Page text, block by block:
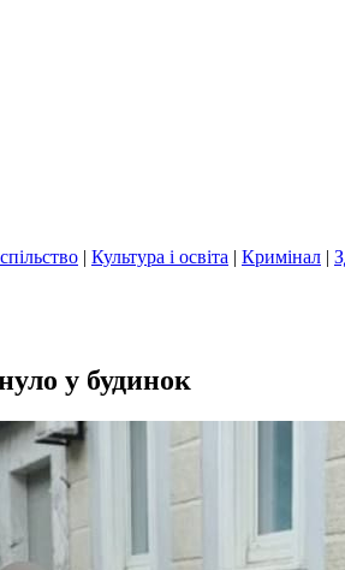
| Культура і освіта | Кримінал |
у будинок